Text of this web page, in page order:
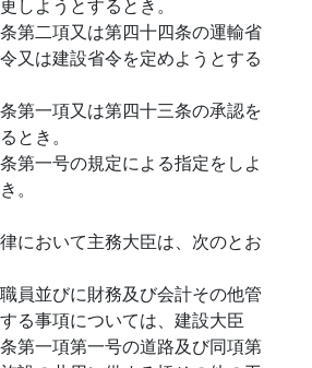
第二項又は第四十四条の運輸省
又は建設省令を定めようとする
第一項又は第四十三条の承認を
とき。
第一号の規定による指定をしよ
。
において主務大臣は、次のとお
員並びに財務及び会計その他管
る事項については、建設大臣
第一項第一号の道路及び同項第